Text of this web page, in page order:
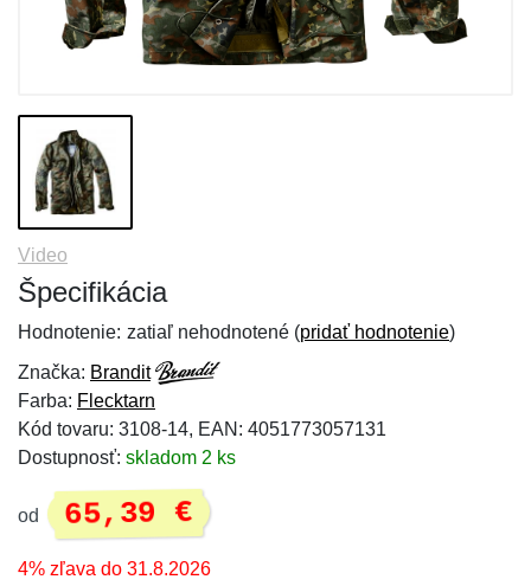
Video
Špecifikácia
Hodnotenie: zatiaľ nehodnotené (pridať hodnotenie)
Značka: Brandit
Farba: Flecktarn
Kód tovaru: 3108-14, EAN: 4051773057131
Dostupnosť: skladom 2 ks
od 65,39 €
4% zľava do 31.8.2026